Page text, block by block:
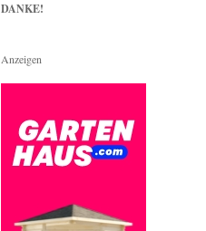
DANKE!
Anzeigen